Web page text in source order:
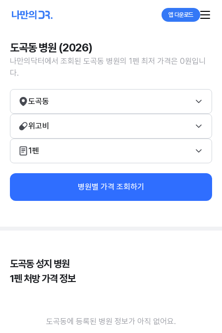
앱 다운로드
도곡동 병원 (2026)
나만의닥터에서 조회된 도곡동 병원의 1펜 최저 가격은 0원입니
다.
도곡동
위고비
1펜
병원별 가격 조회하기
도곡동 성지 병원
1펜 처방 가격 정보
도곡동에 등록된 병원 정보가 아직 없어요.